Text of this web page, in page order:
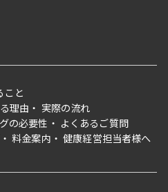
こと
理由
実際の流れ
の必要性
よくあるご質問
料金案内 健康経営担当者様へ